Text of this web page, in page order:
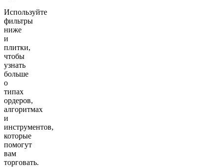
Используйте
фильтры
ниже
и
плитки,
чтобы
узнать
больше
о
типах
ордеров,
алгоритмах
и
инструментов,
которые
помогут
вам
торговать.